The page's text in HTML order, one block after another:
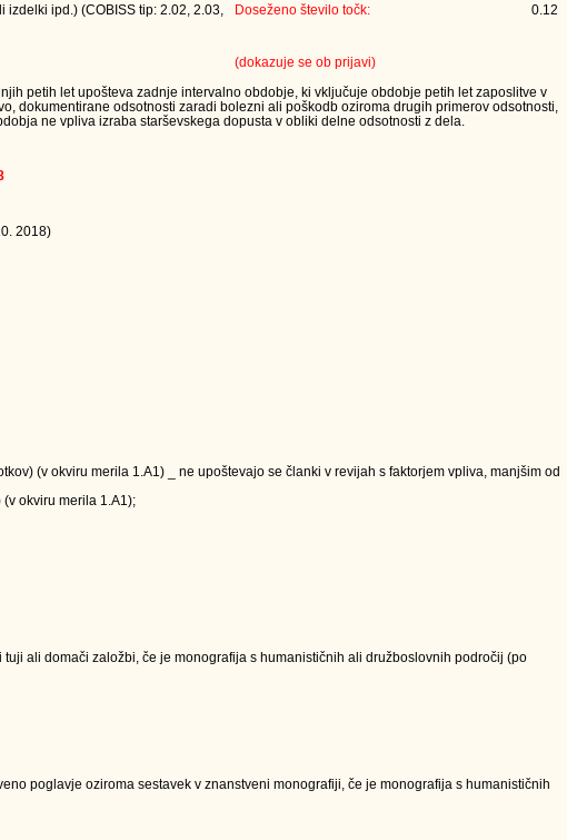
ipd.) (COBISS tip: 2.02, 2.03,
Doseženo število točk: 0.12
(dokazuje se ob prijavi)
petih let upošteva zadnje intervalno obdobje, ki vključuje obdobje petih let zaposlitve v
dokumentirane odsotnosti zaradi bolezni ali poškodb oziroma drugih primerov odsotnosti,
ne vpliva izraba starševskega dopusta v obliki delne odsotnosti z dela.
2018)
(v okviru merila 1.A1) _ ne upoštevajo se članki v revijah s faktorjem vpliva, manjšim od
okviru merila 1.A1);
ali domači založbi, če je monografija s humanističnih ali družboslovnih področij (po
poglavje oziroma sestavek v znanstveni monografiji, če je monografija s humanističnih